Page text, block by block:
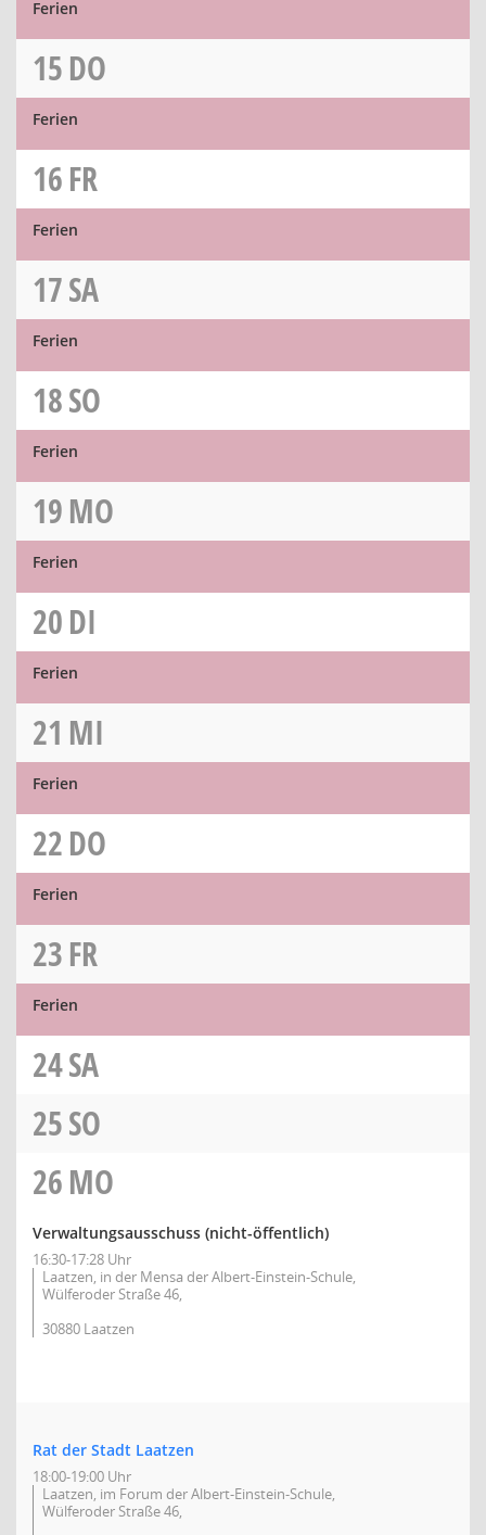
Ferien
15DO
Ferien
16FR
Ferien
17SA
Ferien
18SO
Ferien
19MO
Ferien
20DI
Ferien
21 MI
Ferien
22DO
Ferien
23FR
Ferien
24SA
25SO
26MO
Verwaltungsausschuss (nicht-öffentlich)
16:30-17:28 Uhr
Laatzen, in der Mensa der Albert-Einstein-Schule,
Wülferoder Straße 46,
30880 Laatzen
Rat der Stadt Laatzen
18:00-19:00 Uhr
Laatzen, im Forum der Albert-Einstein-Schule,
Wülferoder Straße 46,